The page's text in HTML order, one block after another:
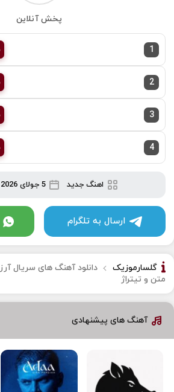
پخش آنلاین
1
2
3
4
اهنگ جدید 5 جولای 2026
ارسال به تلگرام
گلسارموزیک
دانلود آهنگ های سریال
متن و تیتراژ
آهنگ های پیشنهادی